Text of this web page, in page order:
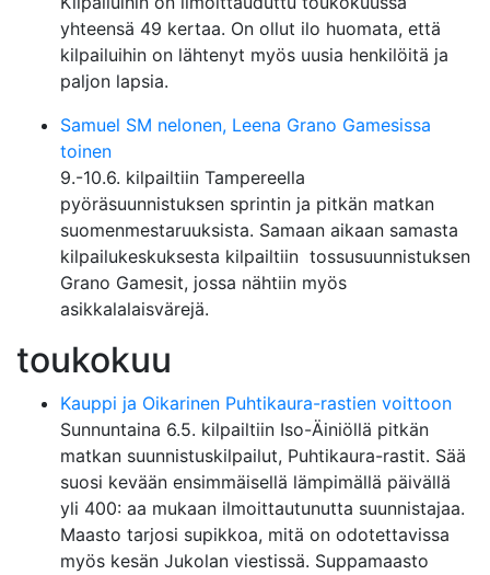
yhteensä 49 kertaa. On ollut ilo huomata, että
kilpailuihin on lähtenyt myös uusia henkilöitä ja
paljon lapsia.
Samuel SM nelonen, Leena Grano Gamesissa
toinen
9.-10.6. kilpailtiin Tampereella
pyöräsuunnistuksen sprintin ja pitkän matkan
suomenmestaruuksista. Samaan aikaan samasta
kilpailukeskuksesta kilpailtiin tossusuunnistuksen
Grano Gamesit, jossa nähtiin myös
asikkalalaisvärejä.
toukokuu
Kauppi ja Oikarinen Puhtikaura-rastien voittoon
Sunnuntaina 6.5. kilpailtiin Iso-Äiniöllä pitkän
matkan suunnistuskilpailut, Puhtikaura-rastit. Sää
suosi kevään ensimmäisellä lämpimällä päivällä
yli 400: aa mukaan ilmoittautunutta suunnistajaa.
Maasto tarjosi supikkoa, mitä on odotettavissa
myös kesän Jukolan viestissä. Suppamaasto